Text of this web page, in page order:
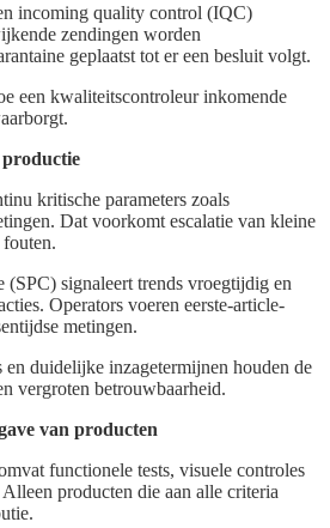
incoming quality control (IQC)
zendingen worden
geplaatst tot er een besluit volgt.
een kwaliteitscontroleur inkomende
kritische parameters zoals
Dat voorkomt escalatie van kleine
(SPC) signaleert trends vroegtijdig en
Operators voeren eerste-article-
metingen.
duidelijke inzagetermijnen houden de
vergroten betrouwbaarheid.
van producten
functionele tests, visuele controles
producten die aan alle criteria